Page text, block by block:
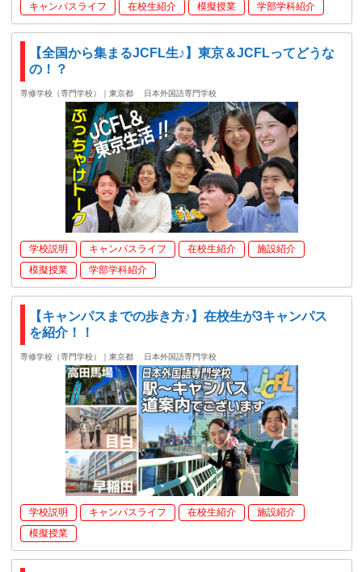
キャンパスライフ
在校生紹介 模擬授業 学部学科紹介
【全国から集まるJCFL生♪】東京＆JCFLってどうな
の！？
専修学校（専門学校）｜東京都 日本外国語専門学校
学校説明 キャンパスライフ 在校生紹介
施設紹介
模擬授業
学部学科紹介
【キャンパスまでの歩き方♪】在校生が3キャンパス
を紹介！！
専修学校（専門学校）｜東京都 日本外国語専門学校
学校説明 キャンパスライフ 在校生紹介
施設紹介
模擬授業